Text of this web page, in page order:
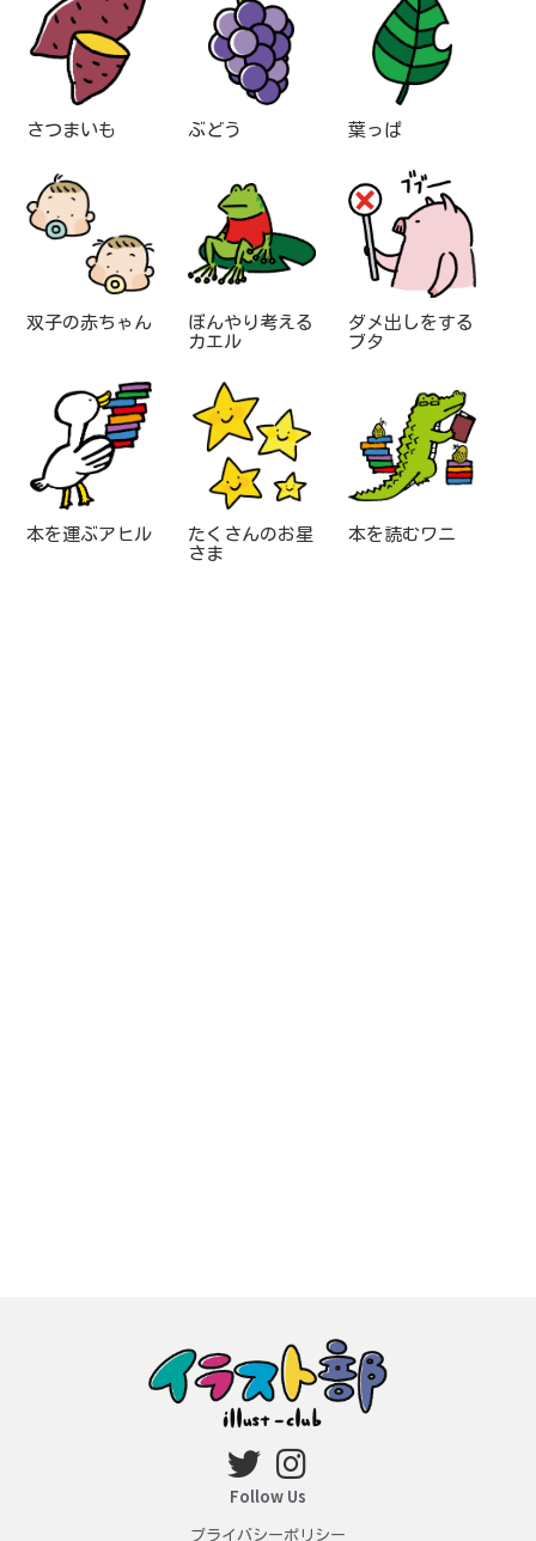
さつまいも ぶどう 葉っぱ
双子の赤ちゃん
ぼんやり考える
カエル
ダメ出しをする
ブタ
本を運ぶアヒル
たくさんのお星
さま
本を読むワニ
Follow Us
プライバシーポリシー